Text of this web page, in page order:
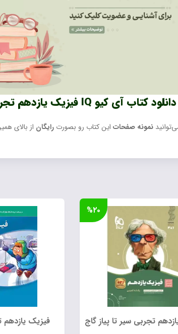
دانلود کتاب آی کیو IQ فیزیک یازدهم تجربی گاج
نمونه صفحات این کتاب رو بصورترایگان از بالای
تجربی سیر تا پیاز گاج
%۲۰
فیزیک یازدهم